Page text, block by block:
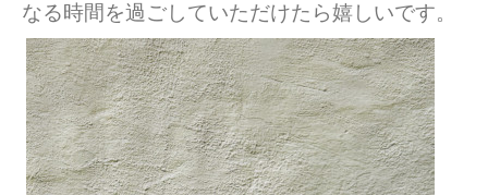
なる時間を過ごしていただけたら嬉しいです。